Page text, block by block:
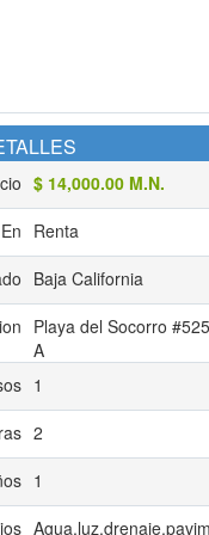
$ 14,000.00 M.N.
En Renta
Baja California
Playa del Socorro
A
1
2
1